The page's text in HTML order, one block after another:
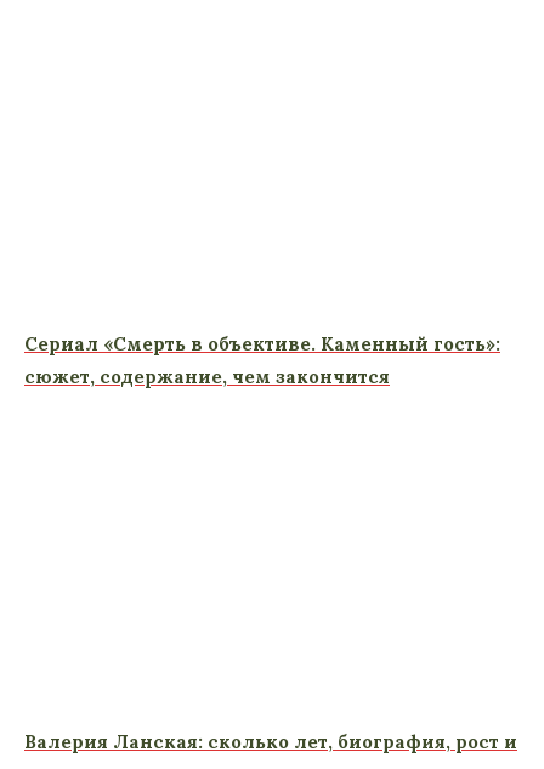
Сериал «Смерть в объективе. Каменный гость»:
сюжет, содержание, чем закончится
Валерия Ланская: сколько лет, биография, рост и